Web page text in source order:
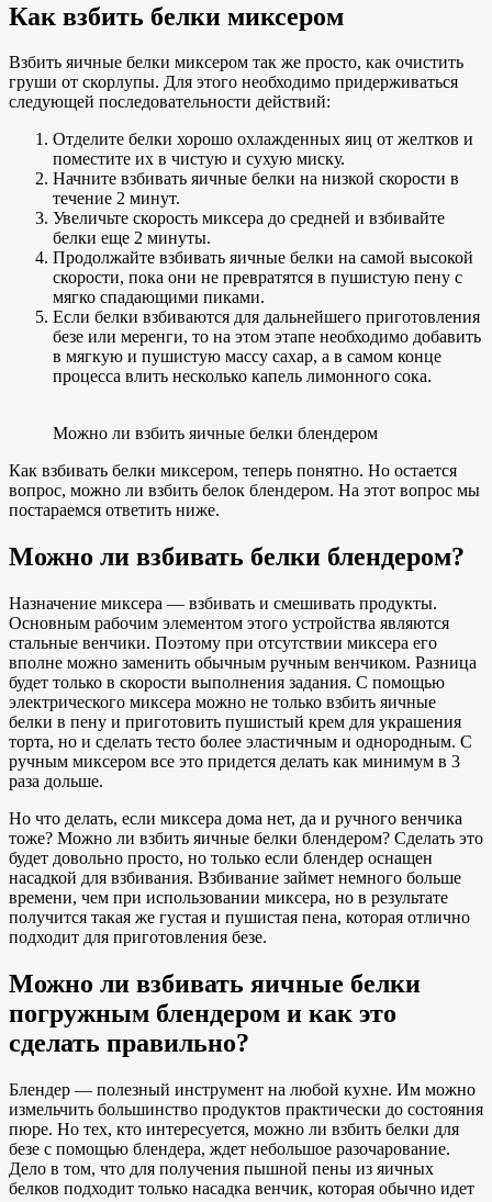
Как взбить белки миксером
Взбить яичные белки миксером так же просто, как очистить
груши от скорлупы. Для этого необходимо придерживаться
следующей последовательности действий:
Отделите белки хорошо охлажденных яиц от желтков и
поместите их в чистую и сухую миску.
Начните взбивать яичные белки на низкой скорости в
течение 2 минут.
Увеличьте скорость миксера до средней и взбивайте
белки еще 2 минуты.
Продолжайте взбивать яичные белки на самой высокой
скорости, пока они не превратятся в пушистую пену с
мягко спадающими пиками.
Если белки взбиваются для дальнейшего приготовления
безе или меренги, то на этом этапе необходимо добавить
в мягкую и пушистую массу сахар, а в самом конце
процесса влить несколько капель лимонного сока.
Можно ли взбить яичные белки блендером
Как взбивать белки миксером, теперь понятно. Но остается
вопрос, можно ли взбить белок блендером. На этот вопрос мы
постараемся ответить ниже.
Можно ли взбивать белки блендером?
Назначение миксера — взбивать и смешивать продукты.
Основным рабочим элементом этого устройства являются
стальные венчики. Поэтому при отсутствии миксера его
вполне можно заменить обычным ручным венчиком. Разница
будет только в скорости выполнения задания. С помощью
электрического миксера можно не только взбить яичные
белки в пену и приготовить пушистый крем для украшения
торта, но и сделать тесто более эластичным и однородным. С
ручным миксером все это придется делать как минимум в 3
раза дольше.
Но что делать, если миксера дома нет, да и ручного венчика
тоже? Можно ли взбить яичные белки блендером? Сделать это
будет довольно просто, но только если блендер оснащен
насадкой для взбивания. Взбивание займет немного больше
времени, чем при использовании миксера, но в результате
получится такая же густая и пушистая пена, которая отлично
подходит для приготовления безе.
Можно ли взбивать яичные белки
погружным блендером и как это
сделать правильно?
Блендер — полезный инструмент на любой кухне. Им можно
измельчить большинство продуктов практически до состояния
пюре. Но тех, кто интересуется, можно ли взбить белки для
безе с помощью блендера, ждет небольшое разочарование.
Дело в том, что для получения пышной пены из яичных
белков подходит только насадка венчик, которая обычно идет